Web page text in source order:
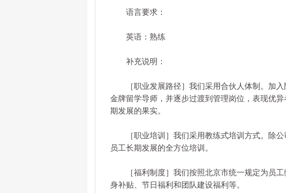
语言要求：
英语：熟练
补充说明：
［职业发展路径］我们采用合伙人体制。加入
金牌留学导师，并逐步过渡到管理岗位，表现优
期发展的果实。
［职业培训］我们采用教练式培训方式。除公
员工长期发展的全方位培训。
［福利制度］我们按照北京市统一规定为员工
身补贴、节日福利和团队建设福利等。